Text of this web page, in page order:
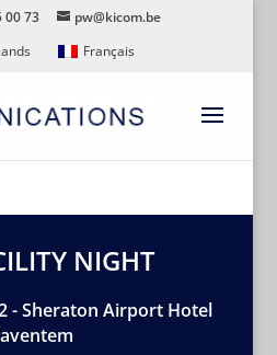
00 73
pw@kicom.be
Français
NIGHT
- Sheraton Airport Hotel